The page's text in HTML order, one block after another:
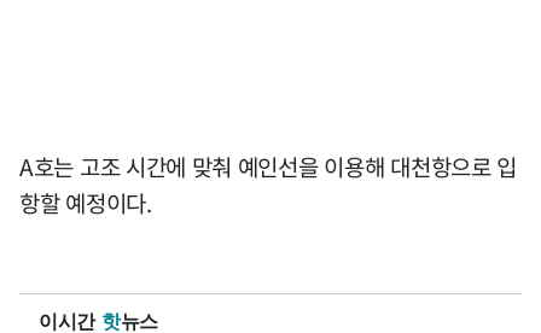
A호는 고조 시간에 맞춰 예인선을 이용해 대천항으로 입
항할 예정이다.
이시간 핫뉴스